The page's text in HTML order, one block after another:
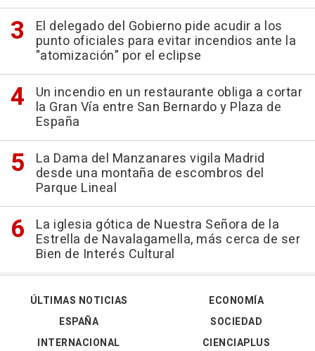
El delegado del Gobierno pide acudir a los
punto oficiales para evitar incendios ante la
"atomización" por el eclipse
Un incendio en un restaurante obliga a cortar
la Gran Vía entre San Bernardo y Plaza de
España
La Dama del Manzanares vigila Madrid
desde una montaña de escombros del
Parque Lineal
La iglesia gótica de Nuestra Señora de la
Estrella de Navalagamella, más cerca de ser
Bien de Interés Cultural
ÚLTIMAS NOTICIAS
ESPAÑA
INTERNACIONAL
ECONOMÍA
SOCIEDAD
CIENCIAPLUS